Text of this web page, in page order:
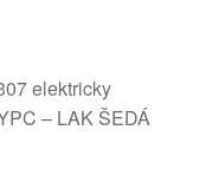
elektricky
– LAK ŠEDÁ